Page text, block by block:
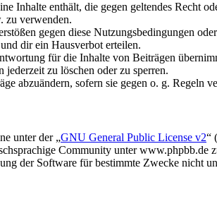
Inhalte enthält, die gegen geltendes Recht
zu verwenden.
gegen diese Nutzungsbedingungen
dir ein Hausverbot erteilen.
für die Inhalte von Beiträgen
zu löschen oder zu sperren.
abzuändern, sofern sie gegen o. g. Regeln
unter der „GNU General Public License v2“
Community unter
der Software für bestimmte Zwecke nicht